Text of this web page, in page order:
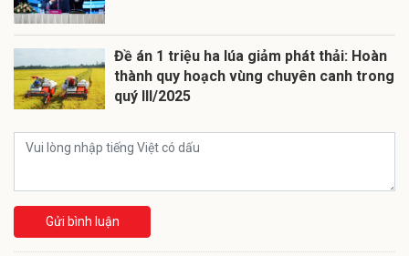
Đề án 1 triệu ha lúa giảm phát thải: Hoàn
thành quy hoạch vùng chuyên canh trong
quý III/2025
Gửi bình luận